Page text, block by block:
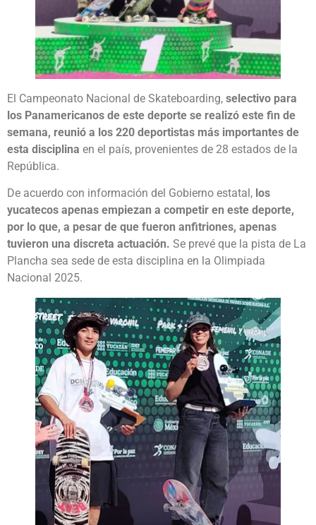
El Campeonato Nacional de Skateboarding, selectivo para
los Panamericanos de este deporte se realizó este fin de
semana, reunió a los 220 deportistas más importantes de
esta disciplina en el país, provenientes de 28 estados de la
República.
De acuerdo con información del Gobierno estatal, los
yucatecos apenas empiezan a competir en este deporte,
por lo que, a pesar de que fueron anfitriones, apenas
tuvieron una discreta actuación. Se prevé que la pista de La
Plancha sea sede de esta disciplina en la Olimpiada
Nacional 2025.